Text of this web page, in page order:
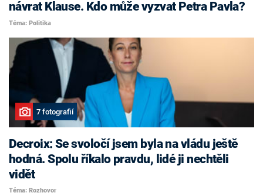
návrat Klause. Kdo může vyzvat Petra Pavla?
Téma: Politika
7 fotografií
Decroix: Se svoločí jsem byla na vládu ještě
hodná. Spolu říkalo pravdu, lidé ji nechtěli
vidět
Téma: Rozhovor